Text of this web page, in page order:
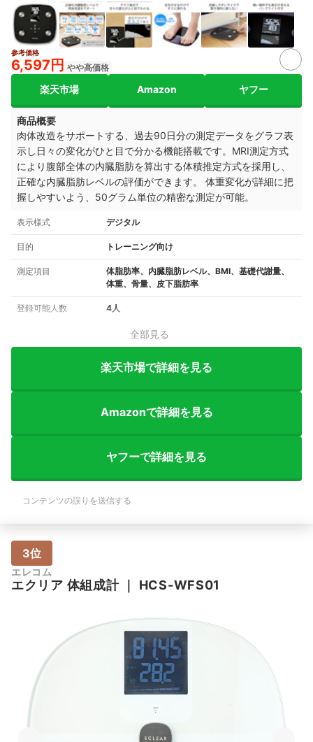
参考価格
6,597円 やや高価格
楽天市場 Amazon ヤフー
商品概要
肉体改造をサポートする、過去90日分の測定データをグラフ表
示し日々の変化がひと目で分かる機能搭載です。MRI測定方式
により腹部全体の内臓脂肪を算出する体積推定方式を採用し、
正確な内臓脂肪レベルの評価ができます。 体重変化が詳細に把
握しやすいよう、50グラム単位の精密な測定が可能。
表示様式 デジタル
目的 トレーニング向け
測定項目
体脂肪率、内臓脂肪レベル、BMI、基礎代謝量、
体重、骨量、皮下脂肪率
登録可能人数 4人
全部見る
楽天市場で詳細を見る
Amazonで詳細を見る
ヤフーで詳細を見る
コンテンツの誤りを送信する
3位
エレコム
エクリア 体組成計｜ HCS-WFS01